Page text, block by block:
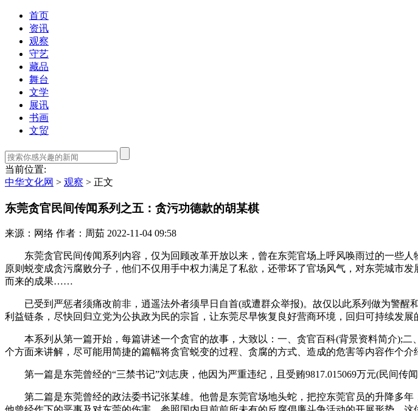
首页
资讯
观察
守艺
藏品
舞台
文学
展讯
书画
文贸
当前位置:
中华文化网 > 观察 > 正文
东莞贪官民间传闻系列之五：贪污功德款的胡某棋
来源：网络 作者：周茹 2022-11-04 09:58
东莞贪官民间传闻系列内容，仅为回顾改革开放以来，曾在东莞官场上呼风唤雨过的一些人
原则蜕变成贪污腐败分子，他们不仅用手中权力满足了私欲，还带坏了官场风气，对东莞城市
而来的成果……
已受到严惩者须痛改前非，逍遥法外者须早日自首(或遭群众举报)。故仅以此系列做为警醒
利益链条，尽快回归立党为公执政为民的宗旨，让东莞尽早恢复良好营商环境，回归可持续发展
本系列从第一篇开始，每篇讲述一个贪官的故事，大致以：一、贪官百科(背景资料简介);二
个方面来讲解，尽可能用简捷的篇幅将贪官蜕变的过程、贪腐的方式、造成的危害等内容作个介
第一篇是东莞曾经的“三禁书记”刘志庚，他因为严重违纪，且受贿9817.015069万元(民间传
第二篇是东莞曾经的政法委书记张某雄。他曾是东莞官场地头蛇，把控东莞官员的升降多年